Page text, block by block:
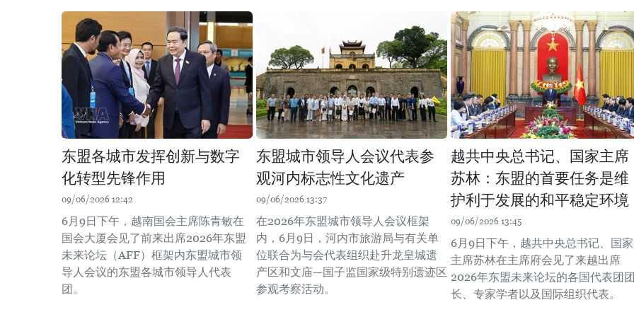
东盟各城市发挥创新与数字
化转型先锋作用
09/06/2026 12:42
6月9日下午，越南国会主席陈青敏在
国会大厦会见了前来出席2026年东盟
未来论坛（AFF）框架内东盟城市领
导人会议的东盟各城市领导人代表
团。
东盟城市领导人会议代表参
观河内标志性文化遗产
09/06/2026 13:37
在2026年东盟城市领导人会议框架
内，6月9日，河内市旅游局与有关单
位联合为与会代表组织赴升龙皇城遗
产区和文庙—国子监国家级特别遗迹区
参观考察活动。
越共中央总书记、国家主席
苏林：东盟的首要任务是维
护利于发展的和平稳定环境
09/06/2026 13:45
6月9日下午，越共中央总书记、国家
主席苏林在主席府会见了来越出席
2026年东盟未来论坛的各国代表团
长、专家学者以及国际组织代表。